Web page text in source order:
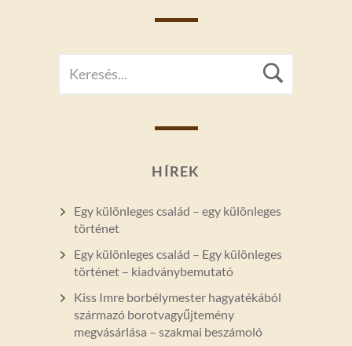
FOR:
HÍREK
Egy különleges család – egy különleges
történet
Egy különleges család – Egy különleges
történet – kiadványbemutató
Kiss Imre borbélymester hagyatékából
származó borotvagyűjtemény
megvásárlása – szakmai beszámoló